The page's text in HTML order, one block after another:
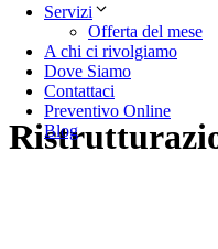
Servizi
Offerta del mese
A chi ci rivolgiamo
Dove Siamo
Contattaci
Preventivo Online
Blog